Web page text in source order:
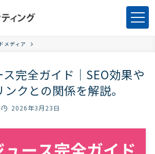
メディア
ス完全ガイド｜SEO効果や
クとの関係を解説。
2026年3月23日